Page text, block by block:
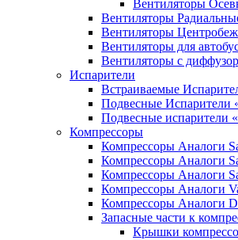
Вентиляторы
Вентиляторы
Вентиляторы
Вентиляторы для
Вентиляторы с
Испарители
Встраиваемые
Подвесные Испарители
Подвесные испарители
Компрессоры
Компрессоры Аналоги
Компрессоры Аналоги
Компрессоры Аналоги
Компрессоры Аналоги
Компрессоры Аналоги
Запасные части к
Крышки